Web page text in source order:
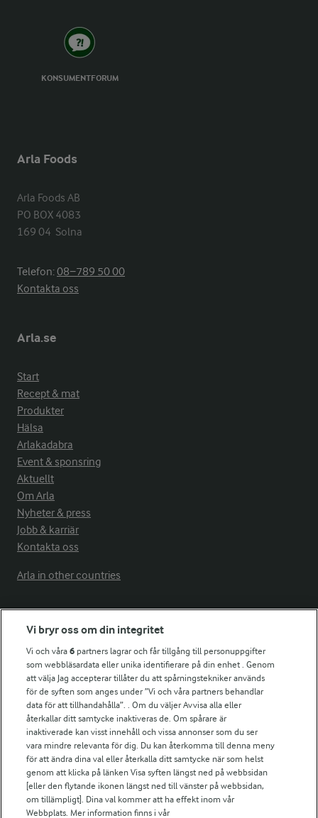
KONSUMENTFORUM
Arla Foods
Arla Foods AB
PO BOX 4083
169 04  Solna
Telefon:08−789 50 00
Kontakta oss
Arla.se
Start
Recept & mat
Produkter
Hälsa
Arlakadabra
Event & sponsring
Aktuellt
Om Arla
Nyheter & press
Jobb & karriär
Kontakta oss
Arla in other countries
Fler Arlasajter
För ägare
Arlas kundportal
Arla.com
Falbygdens Ost
Arla webbshop
Bildbank
Följ oss
Vi bryr oss om din integritet
Vi och våra6 partners lagrar och får tillgång till personuppgifter
som webbläsardata eller unika identifierare på din enhet . Genom
att välja Jag accepterar tillåter du att spårningstekniker används
för de syften som anges under ”Vi och våra partners behandlar
data för att tillhandahålla”. . Om du väljer Avvisa alla eller
återkallar ditt samtycke inaktiveras de. Om spårare är
inaktiverade kan visst innehåll och vissa annonser som du ser
vara mindre relevanta för dig. Du kan återkomma till denna meny
för att ändra dina val eller återkalla ditt samtycke när som helst
genom att klicka på länken Visa syften längst ned på webbsidan
[eller den flytande ikonen längst ned till vänster på webbsidan,
om tillämpligt]. Dina val kommer att ha effekt inom vår
Webbplats. Mer information finns i vår